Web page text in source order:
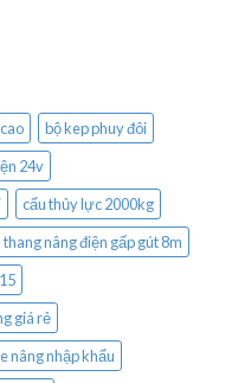
bộ kep phuy đôi
24v
cẩu thủy lực 2000kg
nâng điện gấp gút 8m
giá rẻ
nâng nhập khẩu